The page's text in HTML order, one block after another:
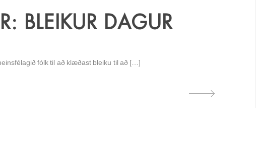
BLEIKUR DAGUR
fólk til að klæðast bleiku til að […]